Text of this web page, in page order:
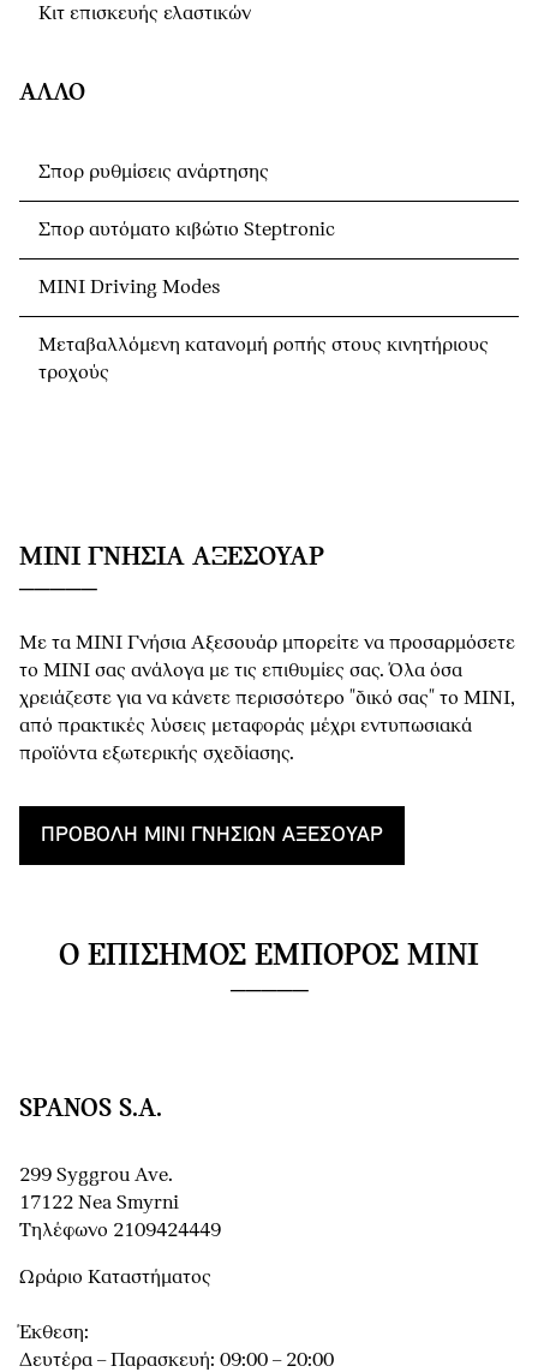
Κιτ επισκευής ελαστικών
ΆΛΛΟ
Σπορ ρυθμίσεις ανάρτησης
Σπορ αυτόματο κιβώτιο Steptronic
MINI Driving Modes
Μεταβαλλόμενη κατανομή ροπής στους κινητήριους
τροχούς
MINI ΓΝΉΣΙΑ ΑΞΕΣΟΥΆΡ
Με τα MINI Γνήσια Αξεσουάρ μπορείτε να προσαρμόσετε
το MINI σας ανάλογα με τις επιθυμίες σας. Όλα όσα
χρειάζεστε για να κάνετε περισσότερο "δικό σας" το MINI,
από πρακτικές λύσεις μεταφοράς μέχρι εντυπωσιακά
προϊόντα εξωτερικής σχεδίασης.
ΠΡΟΒΟΛΉ MINI ΓΝΉΣΙΩΝ ΑΞΕΣΟΥΆΡ
Ο ΕΠΊΣΗΜΟΣ ΈΜΠΟΡΟΣ MINI
SPANOS S.A.
299 Syggrou Ave.
17122 Nea Smyrni
Τηλέφωνο 2109424449
Ωράριο Καταστήματος
Έκθεση:
Δευτέρα – Παρασκευή: 09:00 – 20:00